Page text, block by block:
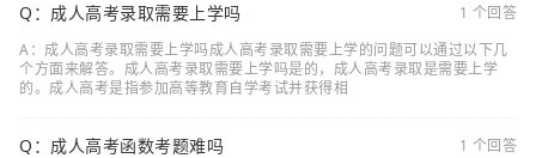
Q：成人高考录取需要上学吗
1 个回答
A：成人高考录取需要上学吗成人高考录取需要上学的问题可以通过以下几
个方面来解答。成人高考录取需要上学吗是的，成人高考录取是需要上学
的。成人高考是指参加高等教育自学考试并获得相
Q：成人高考函数考题难吗
1 个回答